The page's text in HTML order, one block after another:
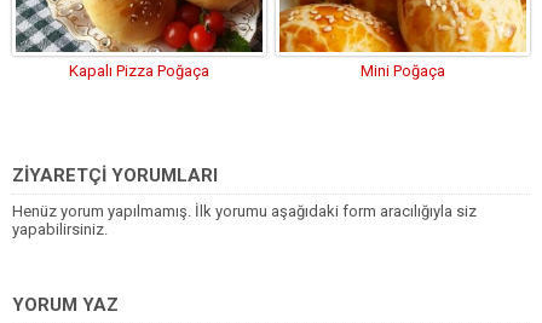
Kapalı Pizza Poğaça Mini Poğaça
ZİYARETÇİ YORUMLARI
Henüz yorum yapılmamış. İlk yorumu aşağıdaki form aracılığıyla siz
yapabilirsiniz.
YORUM YAZ